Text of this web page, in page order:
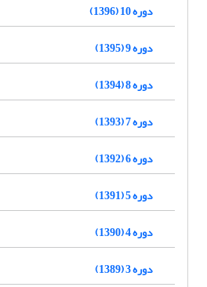
دوره 10 (1396)
دوره 9 (1395)
دوره 8 (1394)
دوره 7 (1393)
دوره 6 (1392)
دوره 5 (1391)
دوره 4 (1390)
دوره 3 (1389)